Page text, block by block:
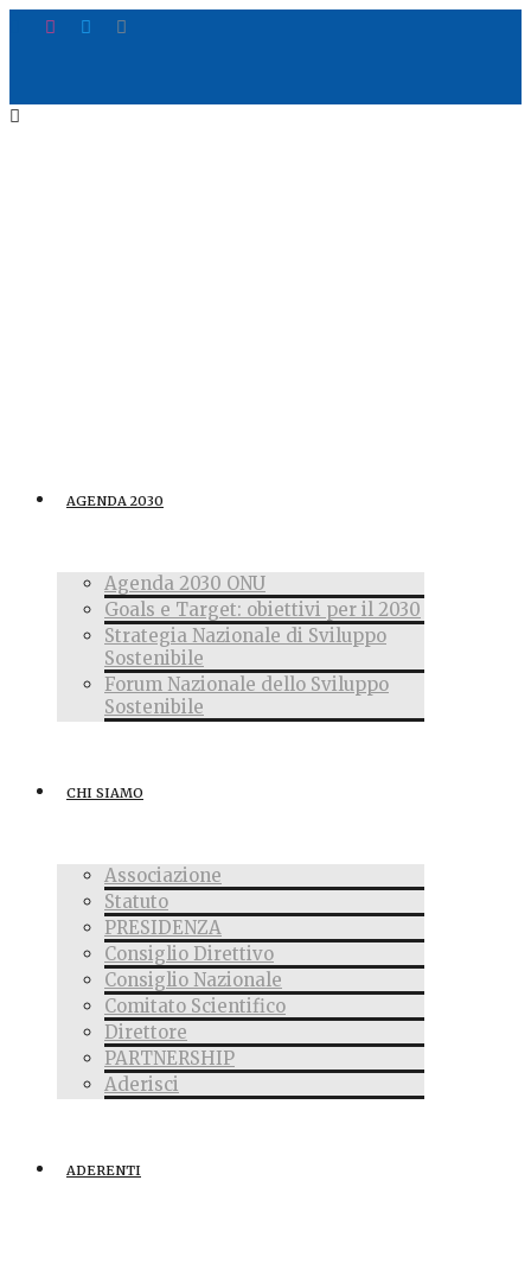
AGENDA 2030
Agenda 2030 ONU
Goals e Target: obiettivi per il 2030
Strategia Nazionale di Sviluppo
Sostenibile
Forum Nazionale dello Sviluppo
Sostenibile
CHI SIAMO
Associazione
Statuto
PRESIDENZA
Consiglio Direttivo
Consiglio Nazionale
Comitato Scientifico
Direttore
PARTNERSHIP
Aderisci
ADERENTI